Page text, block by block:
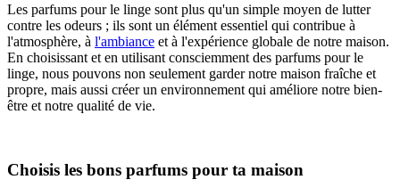
Les parfums pour le linge sont plus qu'un simple moyen de lutter
contre les odeurs ; ils sont un élément essentiel qui contribue à
l'atmosphère, à l'ambiance et à l'expérience globale de notre maison.
En choisissant et en utilisant consciemment des parfums pour le
linge, nous pouvons non seulement garder notre maison fraîche et
propre, mais aussi créer un environnement qui améliore notre bien-
être et notre qualité de vie.
Choisis les bons parfums pour ta maison